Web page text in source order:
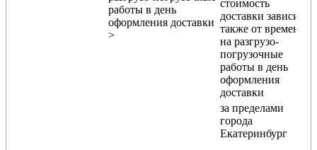
работы в день
оформления доставки
>
стоимость
доставки зависит
также от времени
на разгрузо-
погрузочные
работы в день
оформления
доставки
за пределами
города
Екатеринбург